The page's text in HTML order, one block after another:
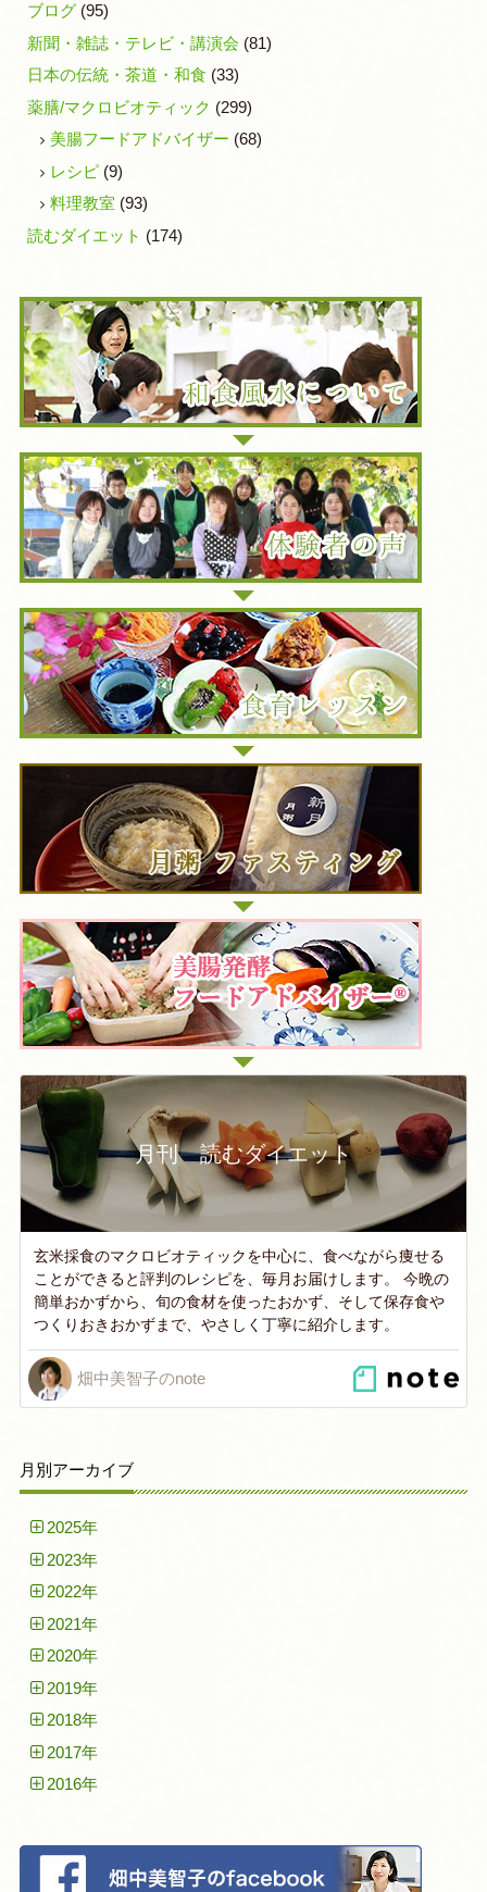
ブログ (95)
新聞・雑誌・テレビ・講演会 (81)
日本の伝統・茶道・和食 (33)
薬膳/マクロビオティック (299)
美腸フードアドバイザー (68)
レシピ (9)
料理教室 (93)
読むダイエット (174)
月刊 読むダイエット
玄米採食のマクロビオティックを中心に、食べながら痩せる
ことができると評判のレシピを、毎月お届けします。 今晩の
簡単おかずから、旬の食材を使ったおかず、そして保存食や
つくりおきおかずまで、やさしく丁寧に紹介します。
畑中美智子のnote
月別アーカイブ
2025年
2023年
2022年
2021年
2020年
2019年
2018年
2017年
2016年